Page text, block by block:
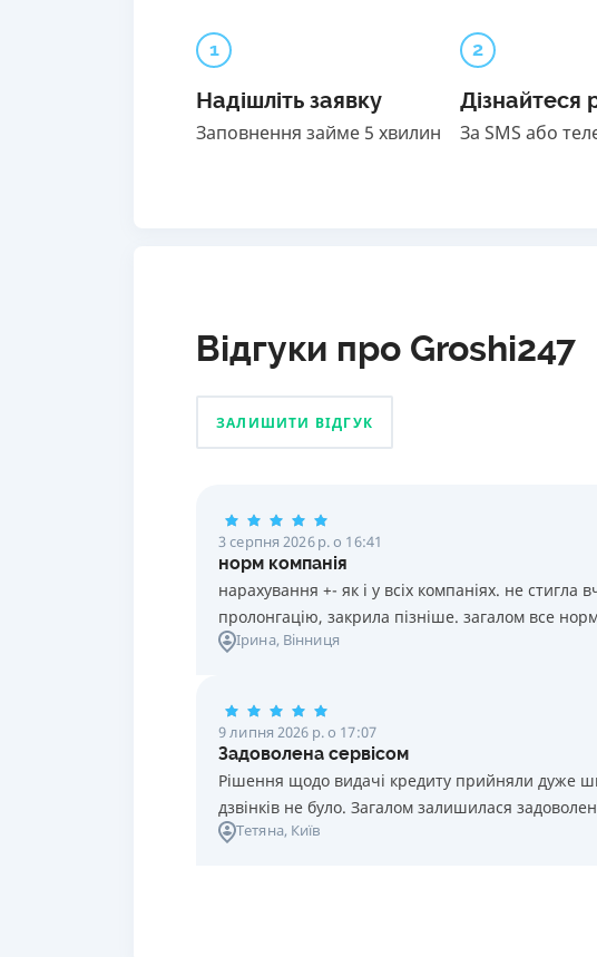
1
Надішліть заявку
Заповнення займе 5 хвилин
2
Дізнайтеся
За SMS або
Відгуки про Groshi247
ЗАЛИШИТИ ВІДГУК
3 серпня 2026 р. о 16:41
норм компанія
нарахування +- як і у всіх компаніях. не
пролонгацію, закрила пізніше. загалом все
Ірина, Вінниця
9 липня 2026 р. о 17:07
Задоволена сервісом
Рішення щодо видачі кредиту прийняли дуже
дзвінків не було. Загалом залишилася
Тетяна, Київ